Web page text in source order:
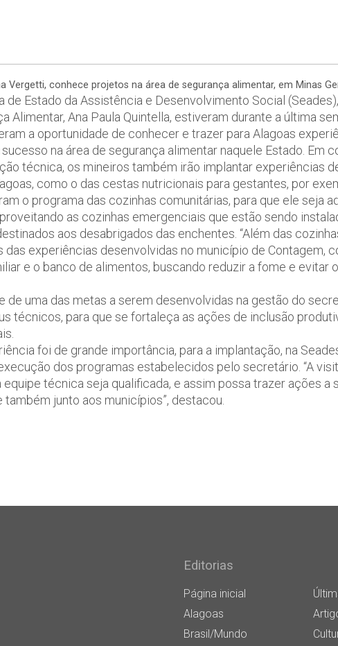
Vergetti, conhece projetos na área de segurança alimentar, em Minas
Estado da Assistência e Desenvolvimento Social
Alimentar, Ana Paula Quintella, estiveram durante a última
a oportunidade de conhecer e trazer para Alagoas
na área de segurança alimentar naquele Estado. Em
técnica, os mineiros também irão implantar experiências
como o das cestas nutricionais para gestantes, por
o programa das cozinhas comunitárias, para que ele seja
as cozinhas emergenciais que estão sendo
aos desabrigados das enchentes. “Além das
das experiências desenvolvidas no município de Contagem,
e o banco de alimentos, buscando reduzir a fome e evitar
de uma das metas a serem desenvolvidas na gestão do
técnicos, para que se fortaleça as ações de inclusão
foi de grande importância, para a implantação, na
dos programas estabelecidos pelo secretário. “A
equipe técnica seja qualificada, e assim possa trazer ações a
junto aos municípios”, destacou.
Editorias
Página inicial
Alagoas
Brasil/Mundo